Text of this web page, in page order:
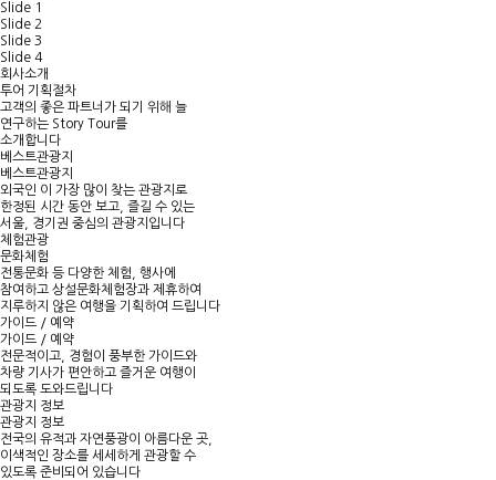
Slide 1
Slide 2
Slide 3
Slide 4
회사소개
투어 기획절차
고객의 좋은 파트너가 되기 위해 늘
연구하는 Story Tour를
소개합니다
베스트관광지
베스트관광지
외국인 이 가장 많이 찾는 관광지로
한정된 시간 동안 보고, 즐길 수 있는
서울, 경기권 중심의 관광지입니다
체험관광
문화체험
전통문화 등 다양한 체험, 행사에
참여하고 상설문화체험장과 제휴하여
지루하지 않은 여행을 기획하여 드립니다
가이드 / 예약
가이드 / 예약
전문적이고, 경험이 풍부한 가이드와
차량 기사가 편안하고 즐거운 여행이
되도록 도와드립니다
관광지 정보
관광지 정보
전국의 유적과 자연풍광이 아름다운 곳,
이색적인 장소를 세세하게 관광할 수
있도록 준비되어 있습니다